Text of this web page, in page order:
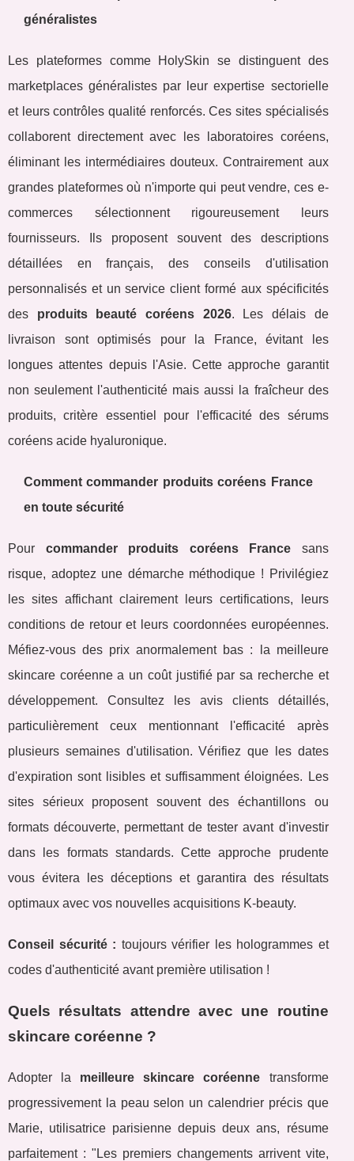
généralistes
Les plateformes comme HolySkin se distinguent des
marketplaces généralistes par leur expertise sectorielle
et leurs contrôles qualité renforcés. Ces sites spécialisés
collaborent directement avec les laboratoires coréens,
éliminant les intermédiaires douteux. Contrairement aux
grandes plateformes où n'importe qui peut vendre, ces e-
commerces sélectionnent rigoureusement leurs
fournisseurs. Ils proposent souvent des descriptions
détaillées en français, des conseils d'utilisation
personnalisés et un service client formé aux spécificités
des produits beauté coréens 2026. Les délais de
livraison sont optimisés pour la France, évitant les
longues attentes depuis l'Asie. Cette approche garantit
non seulement l'authenticité mais aussi la fraîcheur des
produits, critère essentiel pour l'efficacité des sérums
coréens acide hyaluronique.
Comment commander produits coréens France
en toute sécurité
Pour commander produits coréens France sans
risque, adoptez une démarche méthodique ! Privilégiez
les sites affichant clairement leurs certifications, leurs
conditions de retour et leurs coordonnées européennes.
Méfiez-vous des prix anormalement bas : la meilleure
skincare coréenne a un coût justifié par sa recherche et
développement. Consultez les avis clients détaillés,
particulièrement ceux mentionnant l'efficacité après
plusieurs semaines d'utilisation. Vérifiez que les dates
d'expiration sont lisibles et suffisamment éloignées. Les
sites sérieux proposent souvent des échantillons ou
formats découverte, permettant de tester avant d'investir
dans les formats standards. Cette approche prudente
vous évitera les déceptions et garantira des résultats
optimaux avec vos nouvelles acquisitions K-beauty.
Conseil sécurité : toujours vérifier les hologrammes et
codes d'authenticité avant première utilisation !
Quels résultats attendre avec une routine
skincare coréenne ?
Adopter la meilleure skincare coréenne transforme
progressivement la peau selon un calendrier précis que
Marie, utilisatrice parisienne depuis deux ans, résume
parfaitement : "Les premiers changements arrivent vite,